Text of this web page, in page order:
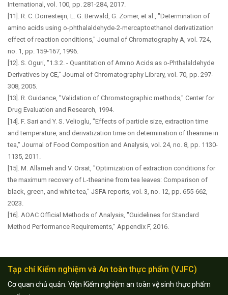
International, vol. 100, pp. 281-284, 2017.
[11]. R. C. Dorresteijn, L. G. Berwald, G. Zomer, et al., "Determination of
amino acids using o-phthalaldehyde-2-mercaptoethanol derivatization
effect of reaction conditions," Journal of Chromatography A, vol. 724,
no. 1, pp. 159-167, 1996.
[12]. S. Oguri, "1.3.2. - Quantitation of Amino Acids as o-Phthalaldehyde
Derivatives by CE," Journal of Chromatography Library, vol. 70, pp. 297-
308, 2005.
[13]. R. Guidance, "Validation of Chromatographic methods," Center for
Drug Evaluation and Research, 1994.
[14]. F. Sari and Y. S. Velioglu, "Effects of particle size, extraction time
and temperature, and derivatization time on determination of theanine in
tea," Journal of Food Composition and Analysis, vol. 24, no. 8, pp. 1130-
1135, 2011.
[15]. M. Allameh and V. Orsat, "Optimization of extraction conditions for
the maximum recovery of L-theanine from tea leaves: Comparison of
black, green, and white tea," JSFA reports, vol. 3, no. 12, pp. 655-662,
2023.
[16]. AOAC Official Methods of Analysis, "Guidelines for Standard
Method Performance Requirements," Appendix F, 2016.
Tạp chí Kiểm nghiệm và An toàn thực phẩm (VJFC)
Cơ quan chủ quản: Viện Kiểm nghiệm an toàn vệ sinh thực phẩm